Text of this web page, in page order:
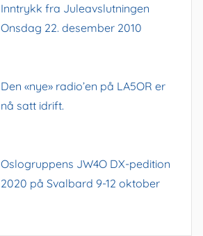
Inntrykk fra Juleavslutningen
Onsdag 22. desember 2010
Den «nye» radio’en på LA5OR er
nå satt idrift.
Oslogruppens JW4O DX-pedition
2020 på Svalbard 9-12 oktober